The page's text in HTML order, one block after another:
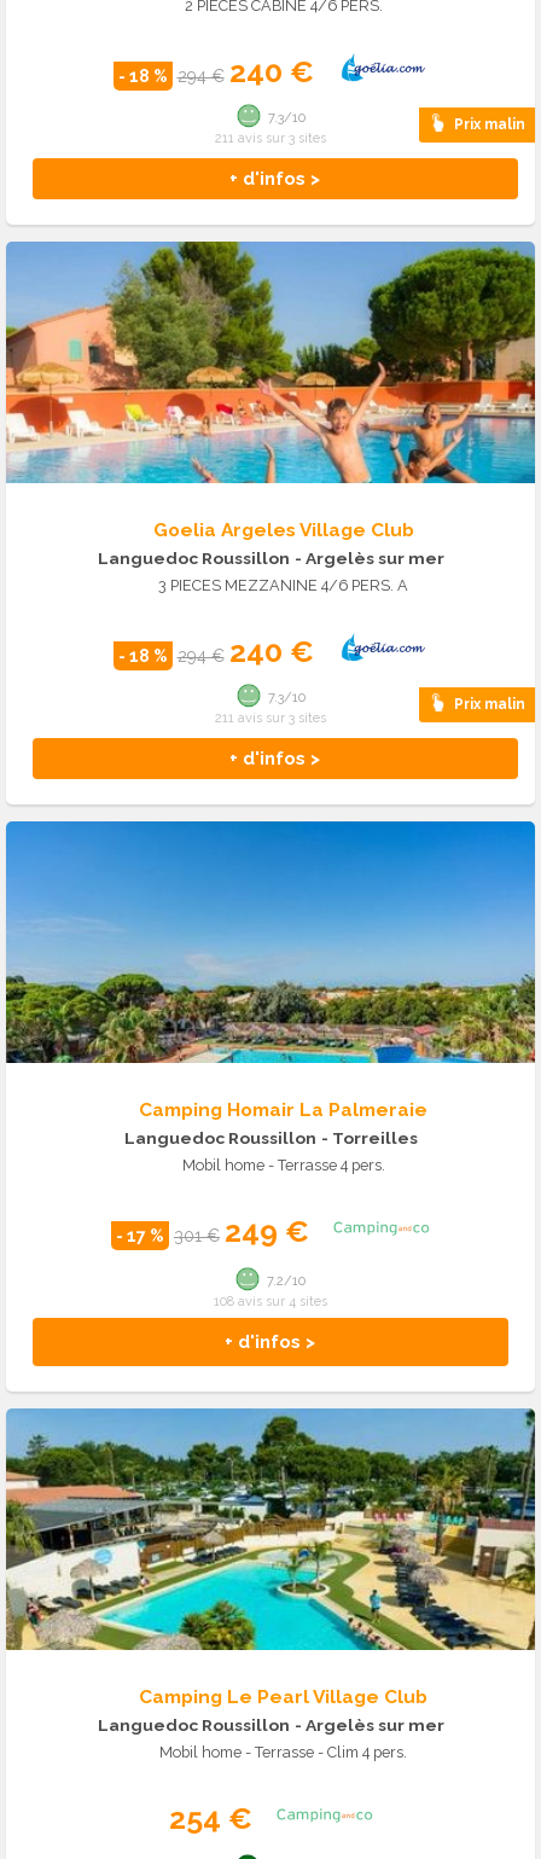
2 PIECES CABINE 4/6 PERS.
- 18 % 294 € 240 €
Prix malin
+ d'infos >
7.3/10
211 avis sur 3 sites
Goelia Argeles Village Club
Languedoc Roussillon - Argelès sur mer
3 PIECES MEZZANINE 4/6 PERS. A
- 18 % 294 € 240 €
Prix malin
+ d'infos >
7.3/10
211 avis sur 3 sites
Camping Homair La Palmeraie
Languedoc Roussillon - Torreilles
Mobil home - Terrasse 4 pers.
- 17 % 301 € 249 €
+ d'infos >
7.2/10
108 avis sur 4 sites
Camping Le Pearl Village Club
Languedoc Roussillon - Argelès sur mer
Mobil home - Terrasse - Clim 4 pers.
254 €